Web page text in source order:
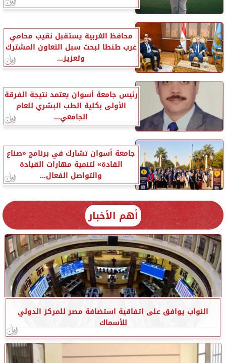
محافظ الغربية يستقبل نقيب محامي
غرب طنطا لبحث سبل التعاون المشترك
وتعزيز...
رئيس جامعة أسوان يعتمد نتيجة الفرقة
الأولى بكلية الطب البشري للعام
الجامعي...
جامعة أسوان تشارك في برنامج «صناع
القادة» لتنمية مهارات القيادة
والتواصل الفعال...
أهم الأخبار
النواب يوافق على اتفاقية استضافة مصر للمركز الدولي
للأسماك